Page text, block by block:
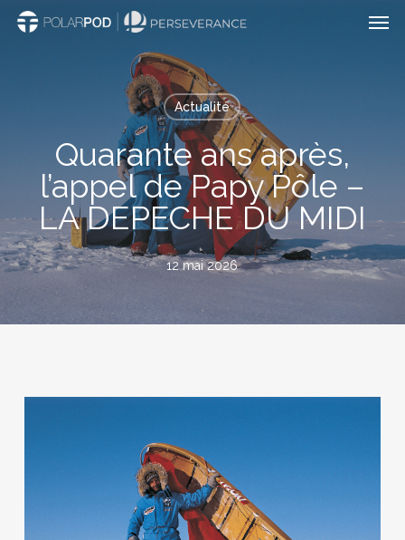
Passer
Actualité
Quarante ans après,
l’appel de Papy Pôle –
LA DEPECHE DU MIDI
12 mai 2026